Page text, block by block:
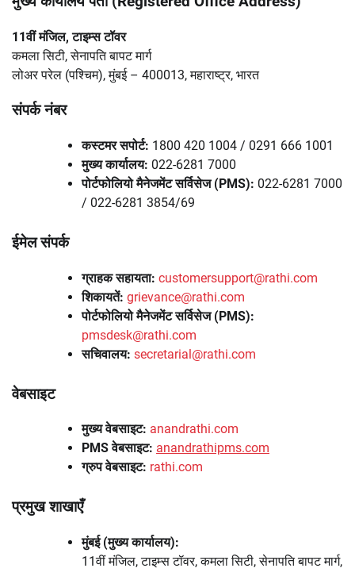
11वीं मंजिल, टाइम्स टॉवर
कमला सिटी, सेनापति बापट मार्ग
लोअर परेल (पश्चिम), मुंबई – 400013, महाराष्ट्र, भारत
संपर्क नंबर
कस्टमर सपोर्ट: 1800 420 1004 / 0291 666 1001
मुख्य कार्यालय: 022-6281 7000
पोर्टफोलियो मैनेजमेंट सर्विसेज (PMS): 022-6281 7000
/ 022-6281 3854/69
ईमेल संपर्क
ग्राहक सहायता: customersupport@rathi.com
शिकायतें: grievance@rathi.com
पोर्टफोलियो मैनेजमेंट सर्विसेज (PMS):
pmsdesk@rathi.com
सचिवालय: secretarial@rathi.com
वेबसाइट
मुख्य वेबसाइट: anandrathi.com
PMS वेबसाइट: anandrathipms.com
ग्रुप वेबसाइट: rathi.com
प्रमुख शाखाएँ
मुंबई (मुख्य कार्यालय):
11वीं मंजिल, टाइम्स टॉवर, कमला सिटी, सेनापति बापट मार्ग,